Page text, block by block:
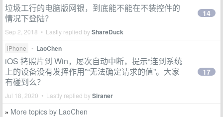
垃圾工行的电脑版网银，到底能不能在不装控件的
情况下登陆？
Sep 2, 2018 • Lastly replied byShareDuck
14
iPhone • LaoChen
iOS 拷照片到 Win，屡次自动中断，提示“连到系统
上的设备没有发挥作用”“无法确定请求的值”。大家
有碰到么？
Jul 18, 2020 • Lastly replied bySiraner
17
» More topics by LaoChen